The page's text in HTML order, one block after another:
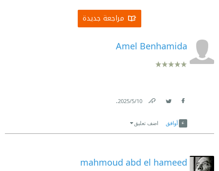
مراجعة جديدة
Amel Benhamida
10‏/5‏/2025
.
أوافق اضف تعليق
mahmoud abd el hameed